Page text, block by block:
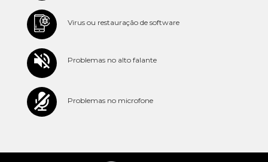
Virus ou restauração de software
Problemas no alto falante
Problemas no microfone